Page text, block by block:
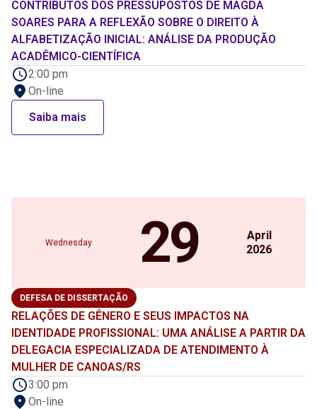
CONTRIBUTOS DOS PRESSUPOSTOS DE MAGDA
SOARES PARA A REFLEXÃO SOBRE O DIREITO À
ALFABETIZAÇÃO INICIAL: ANÁLISE DA PRODUÇÃO
ACADÊMICO-CIENTÍFICA
2:00 pm
On-line
Saiba mais
Wednesday 29
April
2026
DEFESA DE DISSERTAÇÃO
RELAÇÕES DE GÊNERO E SEUS IMPACTOS NA
IDENTIDADE PROFISSIONAL: UMA ANÁLISE A PARTIR DA
DELEGACIA ESPECIALIZADA DE ATENDIMENTO À
MULHER DE CANOAS/RS
3:00 pm
On-line